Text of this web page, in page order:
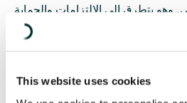
This website uses cookies
وهو يتطرق إلى الالتزامات والحماية
فيما يتعلق بالأشخاص المفقودين،
في معرفة مصير أحبائهم. ويُعترف
النزاعات المسلحة